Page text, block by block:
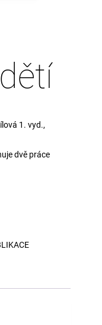
1. vyd.,
dvě práce